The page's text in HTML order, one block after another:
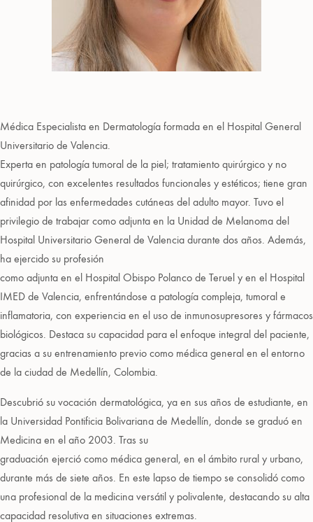
Médica Especialista en Dermatología formada en el Hospital General
Universitario de Valencia.
Experta en patología tumoral de la piel; tratamiento quirúrgico y no
quirúrgico, con excelentes resultados funcionales y estéticos; tiene gran
afinidad por las enfermedades cutáneas del adulto mayor. Tuvo el
privilegio de trabajar como adjunta en la Unidad de Melanoma del
Hospital Universitario General de Valencia durante dos años. Además,
ha ejercido su profesión
como adjunta en el Hospital Obispo Polanco de Teruel y en el Hospital
IMED de Valencia, enfrentándose a patología compleja, tumoral e
inflamatoria, con experiencia en el uso de inmunosupresores y fármacos
biológicos. Destaca su capacidad para el enfoque integral del paciente,
gracias a su entrenamiento previo como médica general en el entorno
de la ciudad de Medellín, Colombia.
Descubrió su vocación dermatológica, ya en sus años de estudiante, en
la Universidad Pontificia Bolivariana de Medellín, donde se graduó en
Medicina en el año 2003. Tras su
graduación ejerció como médica general, en el ámbito rural y urbano,
durante más de siete años. En este lapso de tiempo se consolidó como
una profesional de la medicina versátil y polivalente, destacando su alta
capacidad resolutiva en situaciones extremas.